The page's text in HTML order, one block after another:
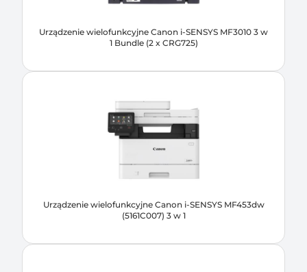
Urządzenie wielofunkcyjne Canon i-SENSYS MF3010 3 w
1 Bundle (2 x CRG725)
Urządzenie wielofunkcyjne Canon i-SENSYS MF453dw
(5161C007) 3 w 1